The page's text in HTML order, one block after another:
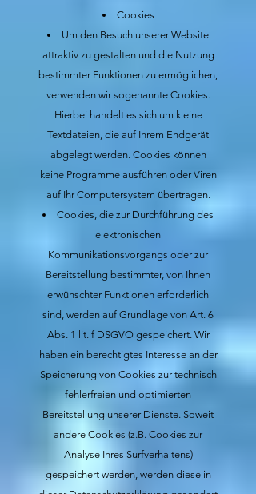
Cookies
Um den Besuch unserer Website
attraktiv zu gestalten und die Nutzung
bestimmter Funktionen zu ermöglichen,
verwenden wir sogenannte Cookies.
Hierbei handelt es sich um kleine
Textdateien, die auf Ihrem Endgerät
abgelegt werden. Cookies können
keine Programme ausführen oder Viren
auf Ihr Computersystem übertragen.
Cookies, die zur Durchführung des
elektronischen
Kommunikationsvorgangs oder zur
Bereitstellung bestimmter, von Ihnen
erwünschter Funktionen erforderlich
sind, werden auf Grundlage von Art. 6
Abs. 1 lit. f DSGVO gespeichert. Wir
haben ein berechtigtes Interesse an der
Speicherung von Cookies zur technisch
fehlerfreien und optimierten
Bereitstellung unserer Dienste. Soweit
andere Cookies (z.B. Cookies zur
Analyse Ihres Surfverhaltens)
gespeichert werden, werden diese in